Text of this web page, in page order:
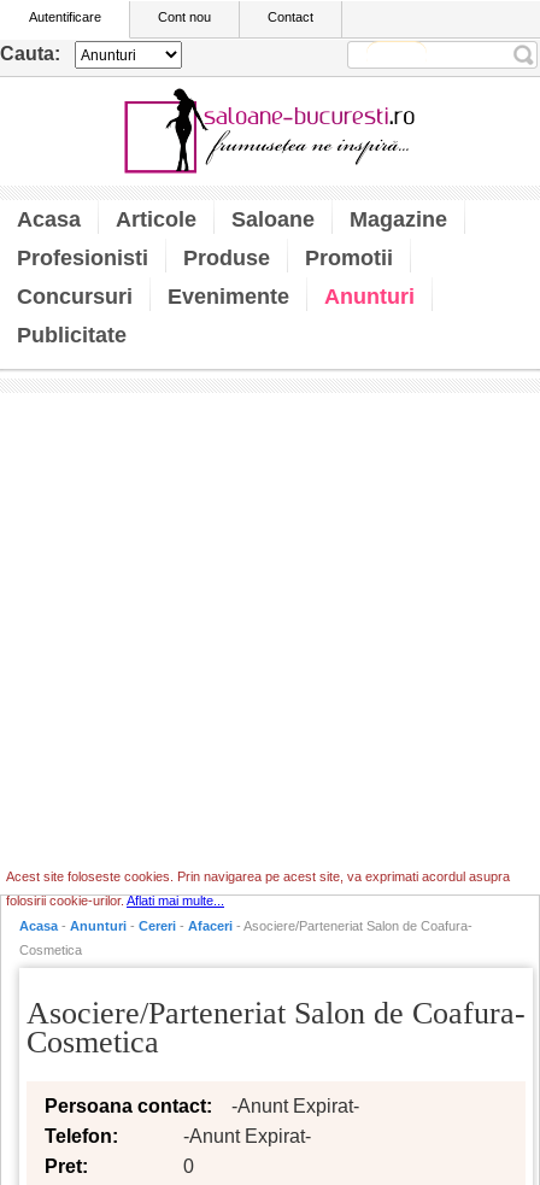
Autentificare Cont nou Contact
Cauta:
Acasa Articole Saloane
Magazine
Profesionisti
Produse
Promotii
Concursuri
Evenimente
Anunturi
Publicitate
Acest site foloseste cookies. Prin navigarea pe acest site, va exprimati acordul asupra
folosirii cookie-urilor.Aflati mai multe...
Acasa - Anunturi - Cereri - Afaceri - Asociere/Parteneriat Salon de Coafura-
Cosmetica
Asociere/Parteneriat Salon de Coafura-
Cosmetica
Persoana contact:
-Anunt Expirat-
Telefon:
-Anunt Expirat-
Pret:
0